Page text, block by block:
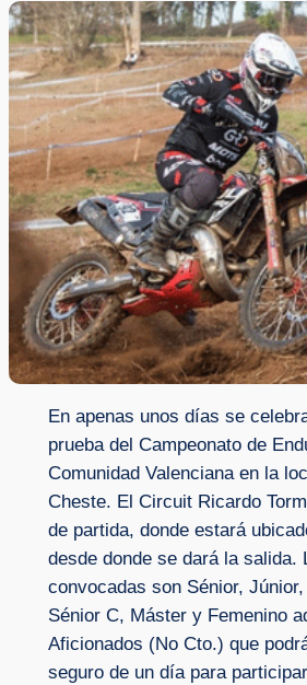
En apenas unos días se
prueba del Campeonato de
Comunidad Valenciana en la
Cheste. El Circuit Ricardo
de partida, donde estará
desde donde se dará la salida.
convocadas son Sénior,
Sénior C, Máster y Femenino
Aficionados (No Cto.) que
seguro de un día para